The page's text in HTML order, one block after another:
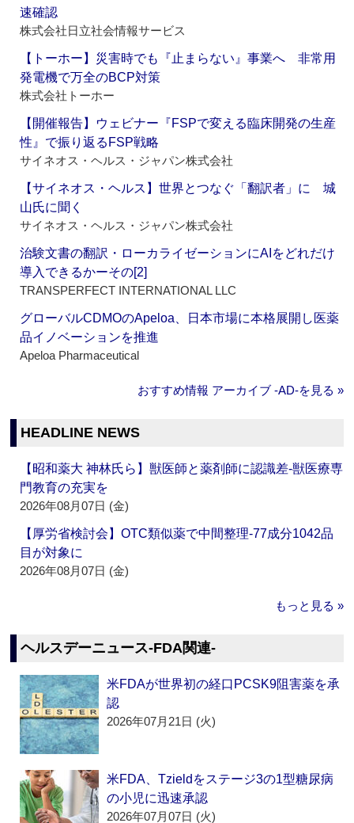
速確認
株式会社日立社会情報サービス
【トーホー】災害時でも『止まらない』事業へ 非常用
発電機で万全のBCP対策
株式会社トーホー
【開催報告】ウェビナー『FSPで変える臨床開発の生産
性』で振り返るFSP戦略
サイネオス・ヘルス・ジャパン株式会社
【サイネオス・ヘルス】世界とつなぐ「翻訳者」に 城
山氏に聞く
サイネオス・ヘルス・ジャパン株式会社
治験文書の翻訳・ローカライゼーションにAIをどれだけ
導入できるかーその[2]
TRANSPERFECT INTERNATIONAL LLC
グローバルCDMOのApeloa、日本市場に本格展開し医薬
品イノベーションを推進
Apeloa Pharmaceutical
おすすめ情報 アーカイブ ‐AD‐を見る »
HEADLINE NEWS
【昭和薬大 神林氏ら】獣医師と薬剤師に認識差‐獣医療専
門教育の充実を
2026年08月07日 (金)
【厚労省検討会】OTC類似薬で中間整理‐77成分1042品
目が対象に
2026年08月07日 (金)
もっと見る »
ヘルスデーニュース‐FDA関連‐
米FDAが世界初の経口PCSK9阻害薬を承
認
2026年07月21日 (火)
米FDA、Tzieldをステージ3の1型糖尿病
の小児に迅速承認
2026年07月07日 (火)